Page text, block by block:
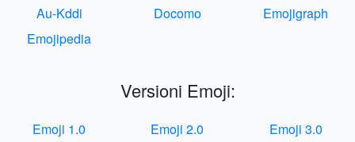
Au-Kddi
Docomo
Emojigraph
Emojipedia
Versioni Emoji:
Emoji 1.0 Emoji 2.0
Emoji 3.0